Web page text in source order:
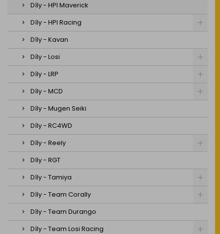
Díly - HPI Maverick
Díly - HPI Racing
Díly - Kavan
Díly - Losi
Díly - LRP
Díly - MCD
Díly - Mugen Seiki
Díly - RC4WD
Díly - Reely
Díly - RGT
Díly - Tamiya
Díly - Team Corally
Díly - Team Durango
Díly - Team Losi Racing